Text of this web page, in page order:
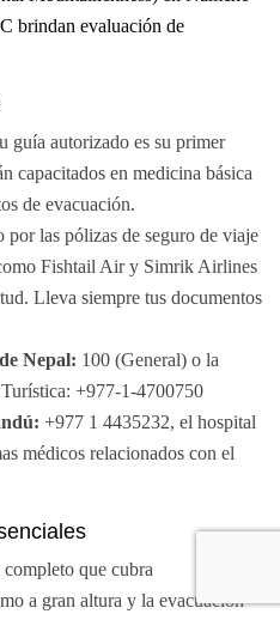
brindan evaluación de
guía autorizado es su primer
capacitados en medicina básica
de evacuación.
por las pólizas de seguro de viaje
Fishtail Air y Simrik Airlines
Lleva siempre tus documentos
Nepal: 100 (General) o la
+977-1-4700750
+977 1 4435232, el hospital
médicos relacionados con el
que cubra
a gran altura y la evacuación